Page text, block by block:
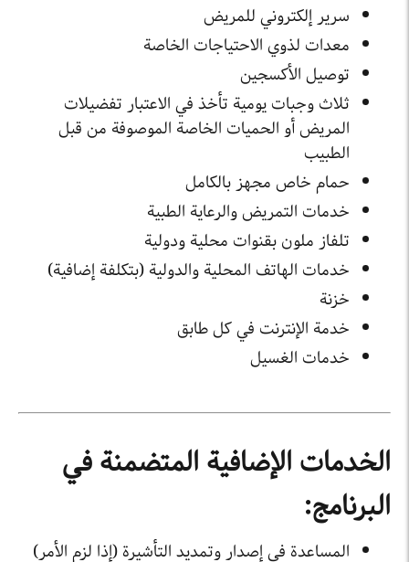
سرير إلكتروني للمريض
معدات لذوي الاحتياجات الخاصة
توصيل الأكسجين
ثلاث وجبات يومية تأخذ في الاعتبار تفضيلات
المريض أو الحميات الخاصة الموصوفة من قبل
الطبيب
حمام خاص مجهز بالكامل
خدمات التمريض والرعاية الطبية
تلفاز ملون بقنوات محلية ودولية
خدمات الهاتف المحلية والدولية (بتكلفة إضافية)
خزنة
خدمة الإنترنت في كل طابق
خدمات الغسيل
الخدمات الإضافية المتضمنة في
البرنامج:
المساعدة في إصدار وتمديد التأشيرة (إذا لزم الأمر)